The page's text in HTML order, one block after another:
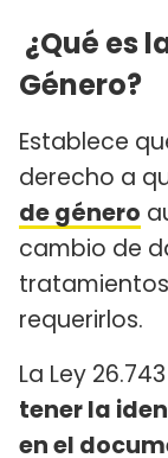
¿Qué es
Género?
Establece
derecho a
de género
cambio de
requerirlos.
La Ley
tener la
en el